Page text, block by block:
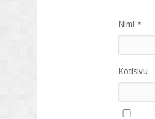
Nimi *
Kotisivu